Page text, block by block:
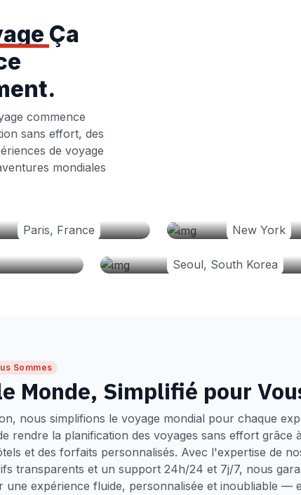
Ça
commence
sans effort, des
de voyage
mondiales
Paris, France New York
Seoul, South Korea
Sommes
Monde, Simplifié pour
nous simplifions le voyage mondial pour chaque
rendre la planification des voyages sans effort grâce
et des forfaits personnalisés. Avec l'expertise de
transparents et un support 24h/24 et 7j/7, nous
une expérience fluide, personnalisée et inoubliable —